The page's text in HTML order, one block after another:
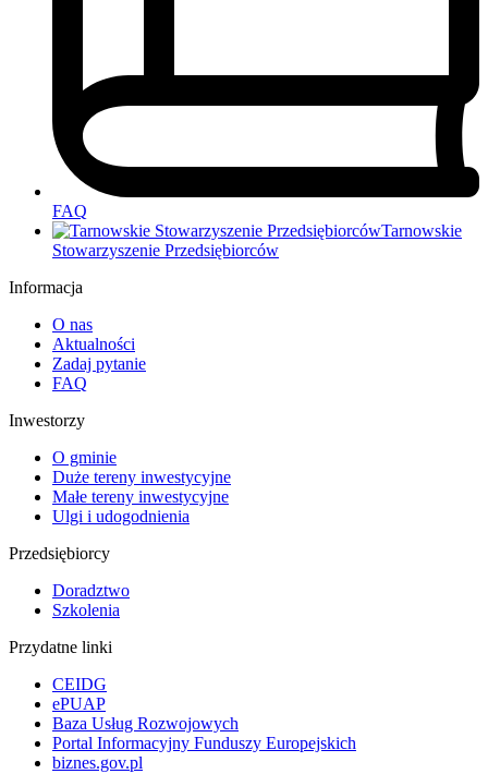
FAQ
Tarnowskie
Stowarzyszenie Przedsiębiorców
Informacja
O nas
Aktualności
Zadaj pytanie
FAQ
Inwestorzy
O gminie
Duże tereny inwestycyjne
Małe tereny inwestycyjne
Ulgi i udogodnienia
Przedsiębiorcy
Doradztwo
Szkolenia
Przydatne linki
CEIDG
ePUAP
Baza Usług Rozwojowych
Portal Informacyjny Funduszy Europejskich
biznes.gov.pl